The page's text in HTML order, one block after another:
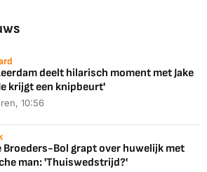
deelt hilarisch moment met Jake
krijgt een knipbeurt'
10:56
Broeders-Bol grapt over huwelijk met
man: 'Thuiswedstrijd?'